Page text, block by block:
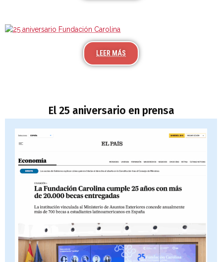
LEER MÁS
El 25 aniversario en prensa